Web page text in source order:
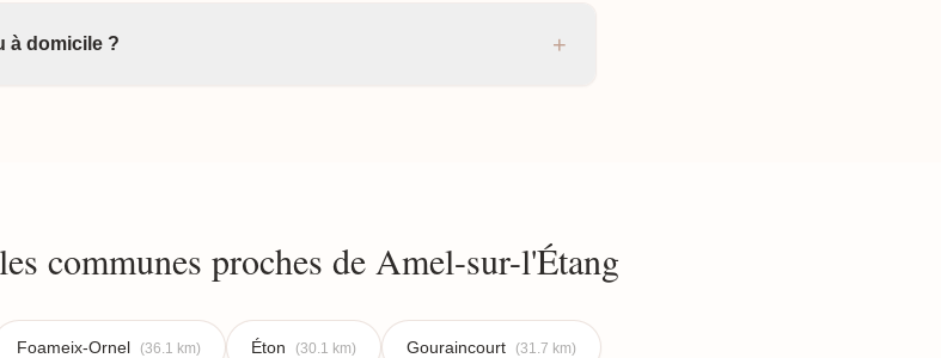
à domicile ? +
communes proches de Amel-sur-l'Étang
Foameix-Ornel (36.1 km) Éton (30.1 km) Gouraincourt (31.7 km)